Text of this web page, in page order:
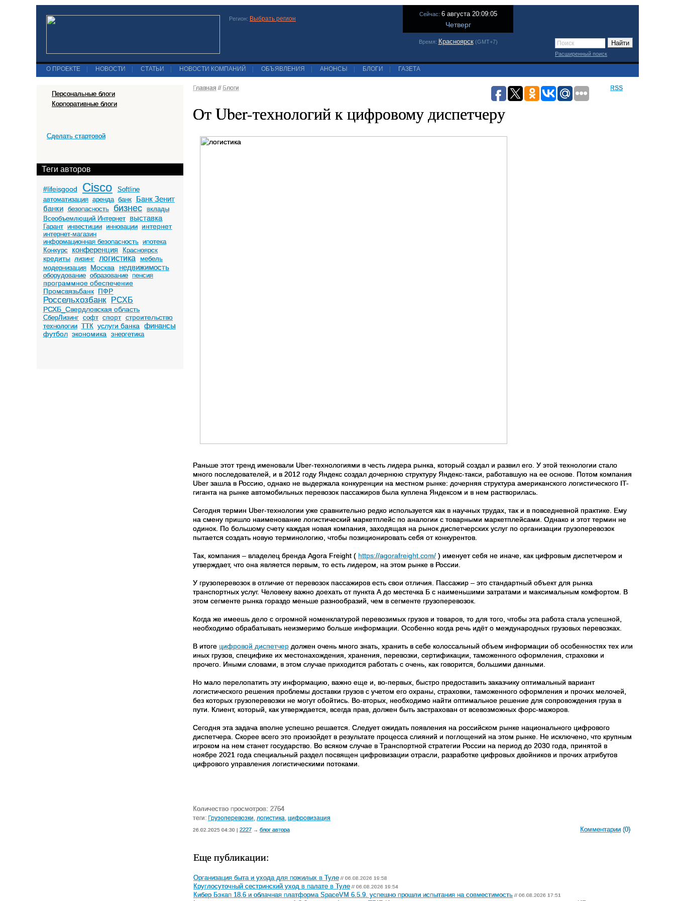
Регион: Выбрать регион
Сейчас: 6 августа 20:09:05
Четверг
Время: Красноярск(GMT+7)
Расширенный поиск
О ПРОЕКТЕ НОВОСТИ СТАТЬИ НОВОСТИ КОМПАНИЙ ОБЪЯВЛЕНИЯ АНОНСЫ БЛОГИ ГАЗЕТА
Персональные блоги
Корпоративные блоги
Сделать стартовой
Теги авторов
#lifeisgood Cisco
Softline
автоматизация аренда банк
Банк Зенит
банки безопасность бизнес
вклады
Всеобъемлющий Интернет
выставка
Гарант инвестиции инновации интернет
интернет-магазин
информационная безопасность ипотека
Конкурс
конференция Красноярск
кредиты лизинг логистика
мебель
модернизация
Москва недвижимость
оборудование образование пенсия
программное обеспечение
Промсвязьбанк ПФР
Россельхозбанк РСХБ
РСХБ_Свердловская область
СберЛизинг софт спорт строительство
технологии ТТК услуги банка финансы
футбол экономика энергетика
Главная // Блоги RSS
От Uber-технологий к цифровому диспетчеру
Раньше этот тренд именовали Uber-технологиями в честь лидера рынка, который создал и развил его. У этой технологии стало
много последователей, и в 2012 году Яндекс создал дочернюю структуру Яндекс-такси, работавшую на ее основе. Потом компания
Uber зашла в Россию, однако не выдержала конкуренции на местном рынке: дочерняя структура американского логистического IT-
гиганта на рынке автомобильных перевозок пассажиров была куплена Яндексом и в нем растворилась.
Сегодня термин Uber-технологии уже сравнительно редко используется как в научных трудах, так и в повседневной практике. Ему
на смену пришло наименование логистический маркетплейс по аналогии с товарными маркетплейсами. Однако и этот термин не
одинок. По большому счету каждая новая компания, заходящая на рынок диспетчерских услуг по организации грузоперевозок
пытается создать новую терминологию, чтобы позиционировать себя от конкурентов.
Так, компания – владелец бренда Agora Freight ( https://agorafreight.com/ ) именует себя не иначе, как цифровым диспетчером и
утверждает, что она является первым, то есть лидером, на этом рынке в России.
У грузоперевозок в отличие от перевозок пассажиров есть свои отличия. Пассажир – это стандартный объект для рынка
транспортных услуг. Человеку важно доехать от пункта А до местечка Б с наименьшими затратами и максимальным комфортом. В
этом сегменте рынка гораздо меньше разнообразий, чем в сегменте грузоперевозок.
Когда же имеешь дело с огромной номенклатурой перевозимых грузов и товаров, то для того, чтобы эта работа стала успешной,
необходимо обрабатывать неизмеримо больше информации. Особенно когда речь идёт о международных грузовых перевозках.
В итоге цифровой диспетчер должен очень много знать, хранить в себе колоссальный объем информации об особенностях тех или
иных грузов, специфике их местонахождения, хранения, перевозки, сертификации, таможенного оформления, страховки и
прочего. Иными словами, в этом случае приходится работать с очень, как говорится, большими данными.
Но мало перелопатить эту информацию, важно еще и, во-первых, быстро предоставить заказчику оптимальный вариант
логистического решения проблемы доставки грузов с учетом его охраны, страховки, таможенного оформления и прочих мелочей,
без которых грузоперевозки не могут обойтись. Во-вторых, необходимо найти оптимальное решение для сопровождения груза в
пути. Клиент, который, как утверждается, всегда прав, должен быть застрахован от всевозможных форс-мажоров.
Сегодня эта задача вполне успешно решается. Следует ожидать появления на российском рынке национального цифрового
диспетчера. Скорее всего это произойдет в результате процесса слияний и поглощений на этом рынке. Не исключено, что крупным
игроком на нем станет государство. Во всяком случае в Транспортной стратегии России на период до 2030 года, принятой в
ноябре 2021 года специальный раздел посвящен цифровизации отрасли, разработке цифровых двойников и прочих атрибутов
цифрового управления логистическими потоками.
Количество просмотров: 2764
теги: Грузоперевозки логистика цифровизация
26.02.2025 04:30 | 2227 → блог автора Комментарии (0)
Еще публикации:
Организация быта и ухода для пожилых в Туле // 06.08.2026 19:58
Круглосуточный сестринский уход в палате в Туле // 06.08.2026 19:54
Кибер Бэкап 18.6 и облачная платформа SpaceVM 6.5.9. успешно прошли испытания на совместимость // 06.08.2026 17:51